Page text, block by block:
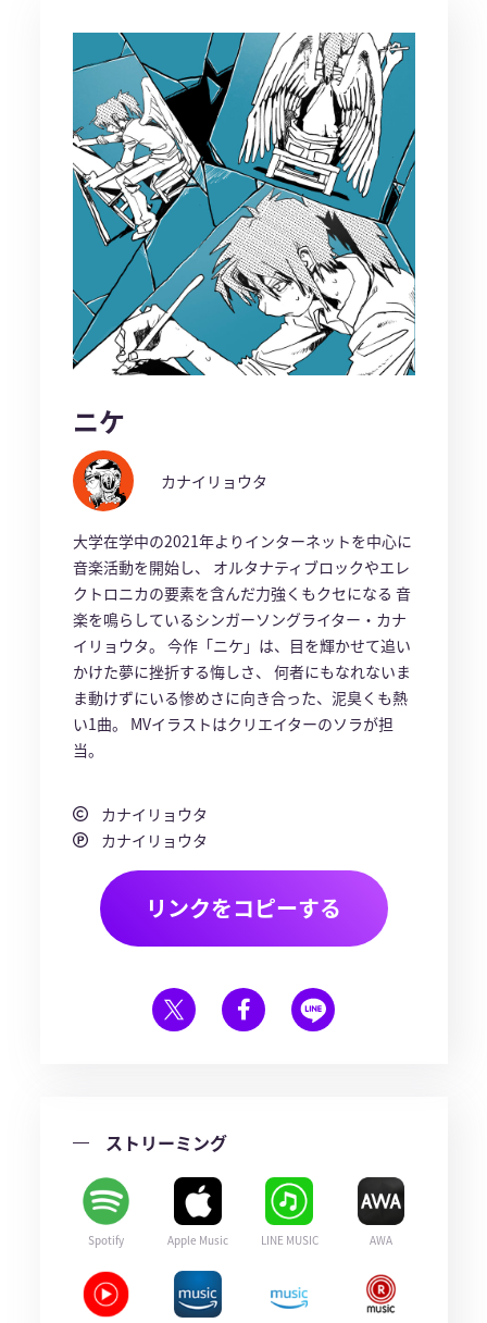
ニケ
カナイリョウタ
大学在学中の2021年よりインターネットを中心に
音楽活動を開始し、 オルタナティブロックやエレ
クトロニカの要素を含んだ力強くもクセになる 音
楽を鳴らしているシンガーソングライター・カナ
イリョウタ。 今作「ニケ」は、目を輝かせて追い
かけた夢に挫折する悔しさ、 何者にもなれないま
ま動けずにいる惨めさに向き合った、泥臭くも熱
い1曲。 MVイラストはクリエイターのソラが担
当。
カナイリョウタ
カナイリョウタ
リンクをコピーする
ストリーミング
Spotify Apple Music LINE MUSIC AWA